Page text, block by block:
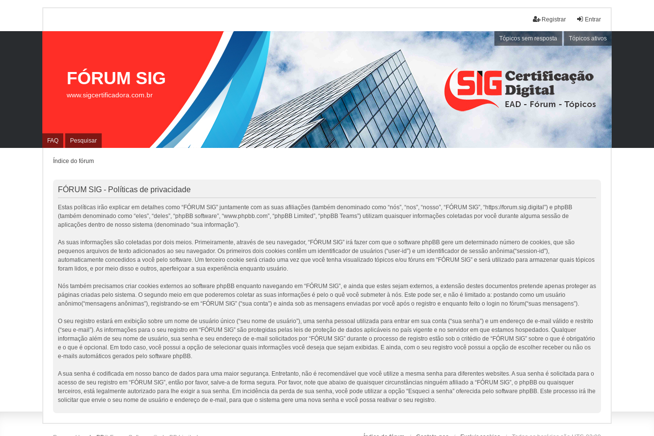
Entrar
Registrar
Tópicos sem resposta Tópicos ativos
FAQ Pesquisar
FÓRUM SIG
www.sigcertificadora.com.br
Índice do fórum
FÓRUM SIG - Políticas de privacidade
Estas políticas irão explicar em detalhes como “FÓRUM SIG” juntamente com as suas afiliações (também denominado como “nós”, “nos”, “nosso”, “FÓRUM SIG”, “https://forum.sig.digital”) e phpBB
(também denominado como “eles”, “deles”, “phpBB software”, “www.phpbb.com”, “phpBB Limited”, “phpBB Teams”) utilizam quaisquer informações coletadas por você durante alguma sessão de
aplicações dentro de nosso sistema (denominado “sua informação”).
As suas informações são coletadas por dois meios. Primeiramente, através de seu navegador, “FÓRUM SIG” irá fazer com que o software phpBB gere um determinado número de cookies, que são
pequenos arquivos de texto adicionados ao seu navegador. Os primeiros dois cookies contêm um identificador de usuários (“user-id”) e um identificador de sessão anônima(“session-id”),
automaticamente concedidos a você pelo software. Um terceiro cookie será criado uma vez que você tenha visualizado tópicos e/ou fóruns em “FÓRUM SIG” e será utilizado para armazenar quais tópicos
foram lidos, e por meio disso e outros, aperfeiçoar a sua experiência enquanto usuário.
Nós também precisamos criar cookies externos ao software phpBB enquanto navegando em “FÓRUM SIG”, e ainda que estes sejam externos, a extensão destes documentos pretende apenas proteger as
páginas criadas pelo sistema. O segundo meio em que poderemos coletar as suas informações é pelo o quê você submeter à nós. Este pode ser, e não é limitado a: postando como um usuário
anônimo(“mensagens anônimas”), registrando-se em “FÓRUM SIG” (“sua conta”) e ainda sob as mensagens enviadas por você após o registro e enquanto feito o login no fórum(“suas mensagens”).
O seu registro estará em exibição sobre um nome de usuário único (“seu nome de usuário”), uma senha pessoal utilizada para entrar em sua conta (“sua senha”) e um endereço de e-mail válido e restrito
(“seu e-mail”). As informações para o seu registro em “FÓRUM SIG” são protegidas pelas leis de proteção de dados aplicáveis no país vigente e no servidor em que estamos hospedados. Qualquer
informação além de seu nome de usuário, sua senha e seu endereço de e-mail solicitados por “FÓRUM SIG” durante o processo de registro estão sob o critédio de “FÓRUM SIG” sobre o que é obrigatório
e o que é opcional. Em todo caso, você possui a opção de selecionar quais informações você deseja que sejam exibidas. E ainda, com o seu registro você possui a opção de escolher receber ou não os
e-mails automáticos gerados pelo software phpBB.
A sua senha é codificada em nosso banco de dados para uma maior segurança. Entretanto, não é recomendável que você utilize a mesma senha para diferentes websites. A sua senha é solicitada para o
acesso de seu registro em “FÓRUM SIG”, então por favor, salve-a de forma segura. Por favor, note que abaixo de quaisquer circunstâncias ninguém afiliado a “FÓRUM SIG”, o phpBB ou quaisquer
terceiros, está legalmente autorizado para lhe exigir a sua senha. Em incidência da perda de sua senha, você pode utilizar a opção “Esqueci a senha” oferecida pelo software phpBB. Este processo irá lhe
solicitar que envie o seu nome de usuário e endereço de e-mail, para que o sistema gere uma nova senha e você possa reativar o seu registro.